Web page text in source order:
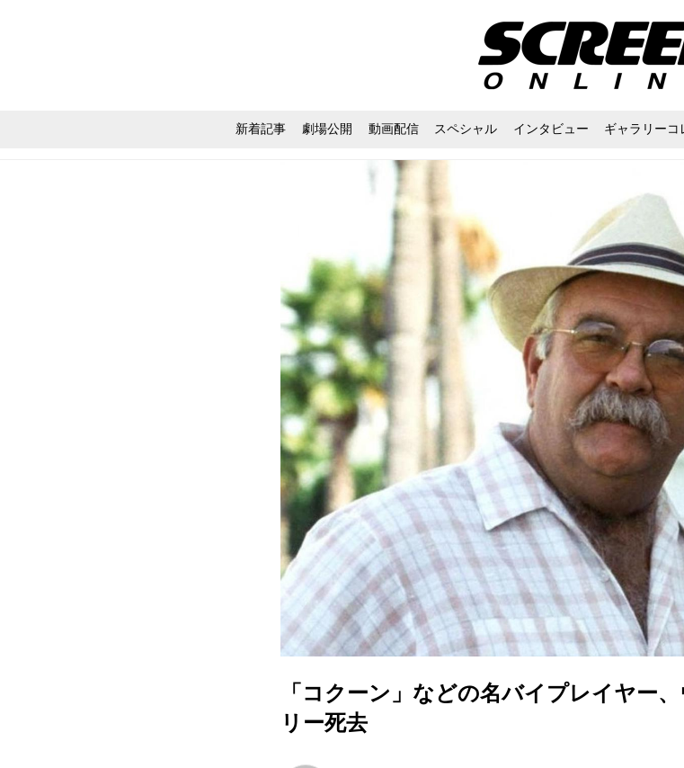
新着記事 劇場公開 動画配信 スペシャル インタビュー ギャラリーコ
「コクーン」などの名バイプレイヤー
リー死去